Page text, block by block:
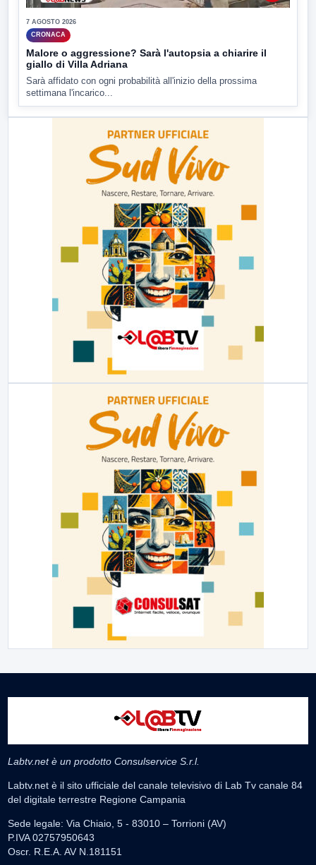
7 AGOSTO 2026
CRONACA
Malore o aggressione? Sarà l'autopsia a chiarire il
giallo di Villa Adriana
Sarà affidato con ogni probabilità all'inizio della prossima
settimana l'incarico...
Labtv.net è un prodotto Consulservice S.r.l.
Labtv.net è il sito ufficiale del canale televisivo di Lab Tv canale 84
del digitale terrestre Regione Campania
Sede legale: Via Chiaio, 5 - 83010 – Torrioni (AV)
P.IVA 02757950643
Oscr. R.E.A. AV N.181151